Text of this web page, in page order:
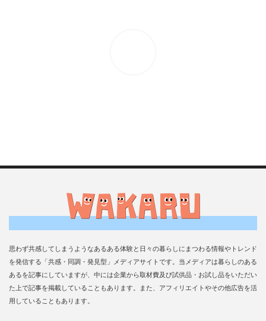
思わず共感してしまうようなあるある体験と日々の暮らしにまつわる情報やトレンド
を発信する「共感・同調・発見型」メディアサイトです。当メディアは暮らしのある
あるを記事にしていますが、中には企業から取材費及び試供品・お試し品をいただい
た上で記事を掲載していることもあります。また、アフィリエイトやその他広告を活
用していることもあります。